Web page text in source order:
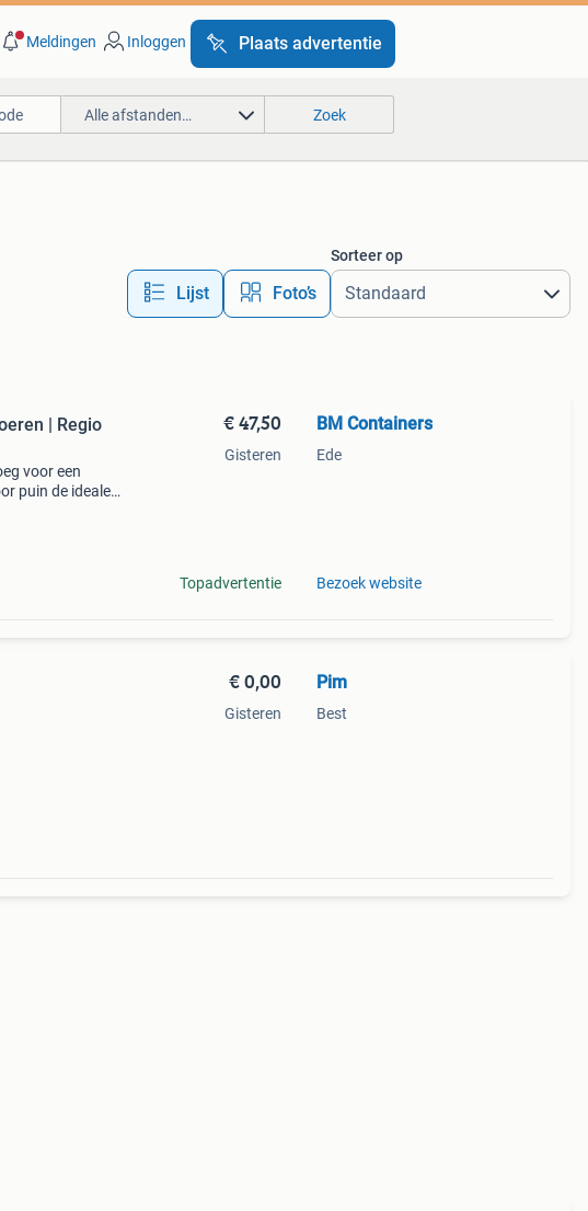
Meldingen Inloggen Plaats advertentie
Alle afstanden… Zoek
Lijst Foto’s
Sorteer op
| Regio
voor een
puin de ideale
€ 47,50
Gisteren
Topadvertentie
BM Containers
Ede
Bezoek website
€ 0,00
Gisteren
Pim
Best